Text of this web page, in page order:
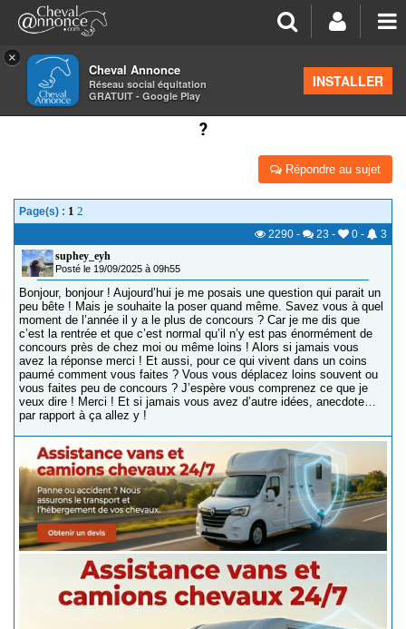
×
Cheval Annonce
Réseau social équitation
GRATUIT - Google Play
INSTALLER
>Concours cheval
QUAND EST CE QUE QU’IL Y A LE PLUS DE CONCOURS
?
Répondre au sujet
Page(s) : 1 2
2290 - 23 - 0 -
3
suphey_eyh
Posté le 19/09/2025 à 09h55
Bonjour, bonjour ! Aujourd’hui je me posais une question qui parait un
peu bête ! Mais je souhaite la poser quand même. Savez vous à quel
moment de l’année il y a le plus de concours ? Car je me dis que
c’est la rentrée et que c’est normal qu’il n’y est pas énormément de
concours près de chez moi ou même loins ! Alors si jamais vous
avez la réponse merci ! Et aussi, pour ce qui vivent dans un coins
paumé comment vous faites ? Vous vous déplacez loins souvent ou
vous faites peu de concours ? J’espère vous comprenez ce que je
veux dire ! Merci ! Et si jamais vous avez d’autre idées, anecdote…
par rapport à ça allez y !